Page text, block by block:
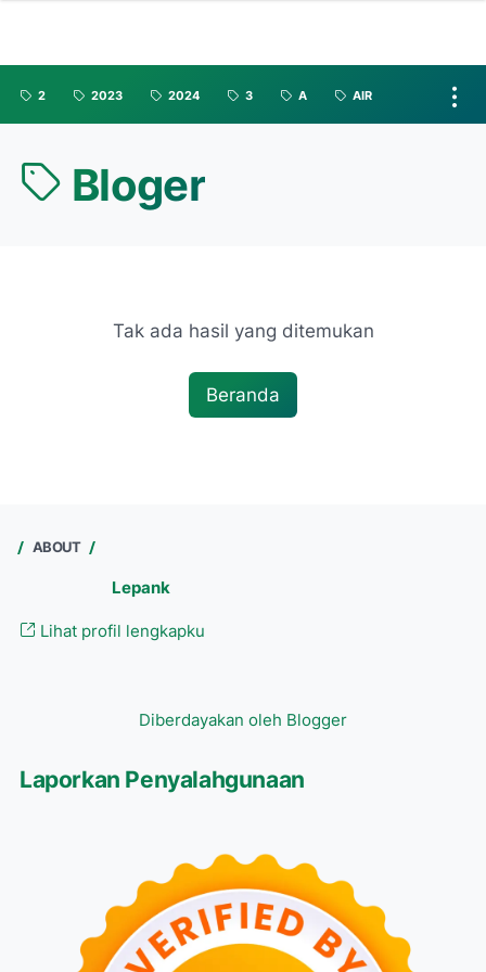
2 2023 2024 3 A AIR
Bloger
Tak ada hasil yang ditemukan
Beranda
ABOUT
Lepank
Lihat profil lengkapku
Diberdayakan oleh Blogger
Laporkan Penyalahgunaan